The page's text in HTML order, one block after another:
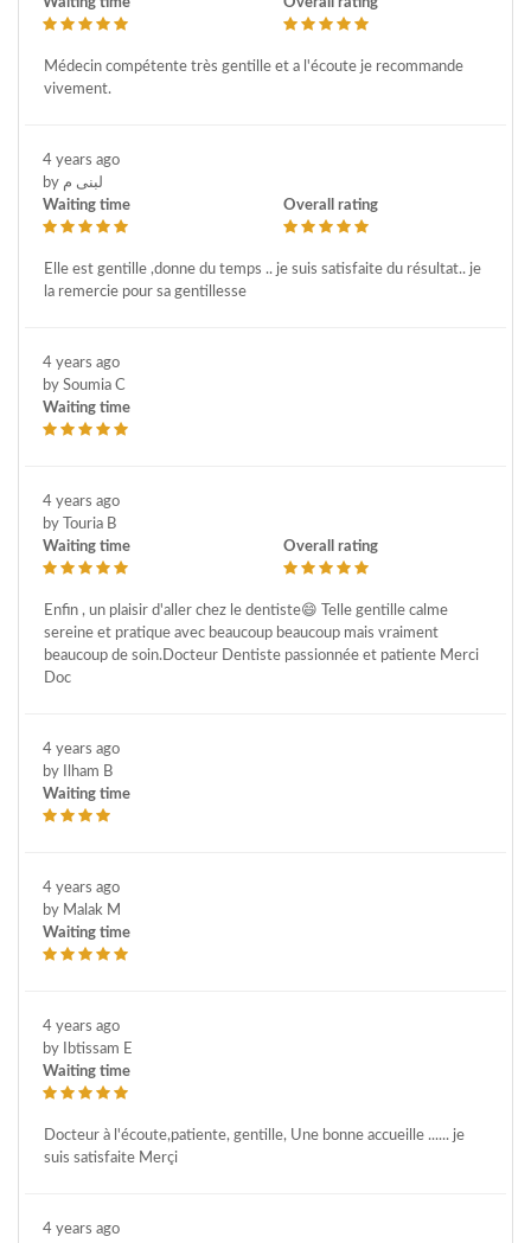
Waiting time Overall rating
Médecin compétente très gentille et a l'écoute je recommande
vivement.
4 years ago
by لبنى م
Waiting time
Overall rating
Elle est gentille ,donne du temps .. je suis satisfaite du résultat.. je
la remercie pour sa gentillesse
4 years ago
by Soumia C
Waiting time
4 years ago
by Touria B
Waiting time
Overall rating
Enfin , un plaisir d'aller chez le dentiste😄 Telle gentille calme
sereine et pratique avec beaucoup beaucoup mais vraiment
beaucoup de soin.Docteur Dentiste passionnée et patiente Merci
Doc
4 years ago
by Ilham B
Waiting time
4 years ago
by Malak M
Waiting time
4 years ago
by Ibtissam E
Waiting time
Docteur à l'écoute,patiente, gentille, Une bonne accueille ...... je
suis satisfaite Merçi
4 years ago